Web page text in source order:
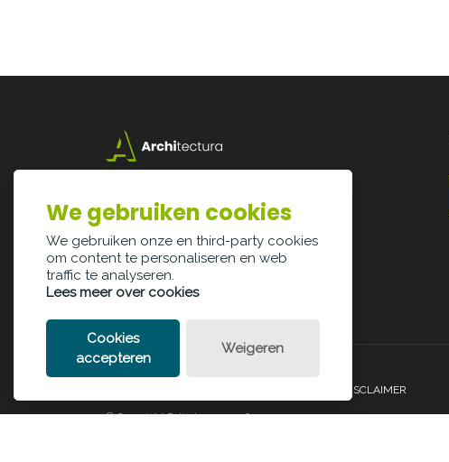
3500 Hasselt
info@architectura.be
LEGAL DISCLAIMER
© Copyright Palindroom 2026
We gebruiken cookies
We gebruiken onze en third-party cookies
om content te personaliseren en web
traffic te analyseren.
Lees meer over cookies
Cookies
accepteren
Weigeren